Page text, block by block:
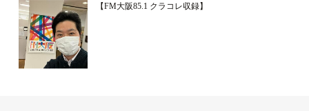
【FM大阪85.1 クラコレ収録】